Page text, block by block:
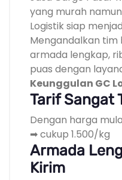
yang murah
Logistik siap
Mengandalkan
armada lengkap,
puas dengan
Keunggulan GC
Tarif Sangat
Dengan harga
➡ cukup 1.500/kg
Armada
Kirim